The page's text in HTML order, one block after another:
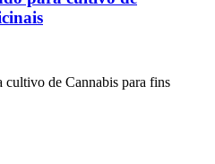
cultivo de Cannabis para fins